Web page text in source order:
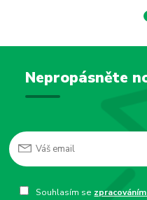
Nepropásněte
Souhlasím se